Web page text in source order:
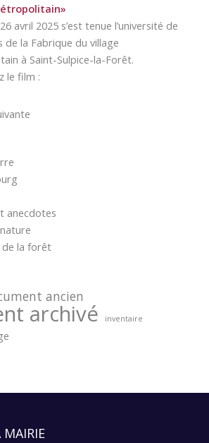
avril 2025 s’est tenue l’université de
de la Fabrique du village
à Saint-Sulpice-la-Forêt.
le film :
anecdotes
de la forêt
ancien
archivé
inventaire
MAIRIE